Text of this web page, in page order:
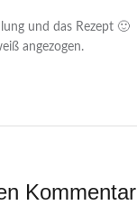
und das Rezept 🙂
angezogen.
Kommentar